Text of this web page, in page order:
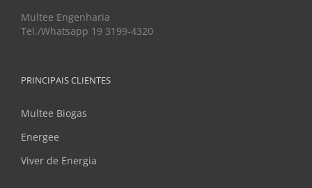
Multee Engenharia
Tel./Whatsapp 19 3199-4320
PRINCIPAIS CLIENTES
Multee Biogas
Energee
Viver de Energia